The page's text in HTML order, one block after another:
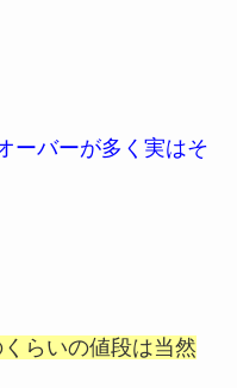
ーバーが多く 実はそ
らいの値段は当然